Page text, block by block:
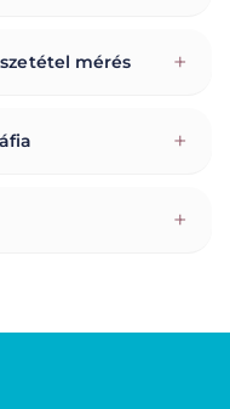
mérés +
+
+